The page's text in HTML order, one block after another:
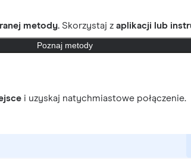
metody. Skorzystaj zaplikacji lub
Poznaj metody
i uzyskaj natychmiastowe połączenie.